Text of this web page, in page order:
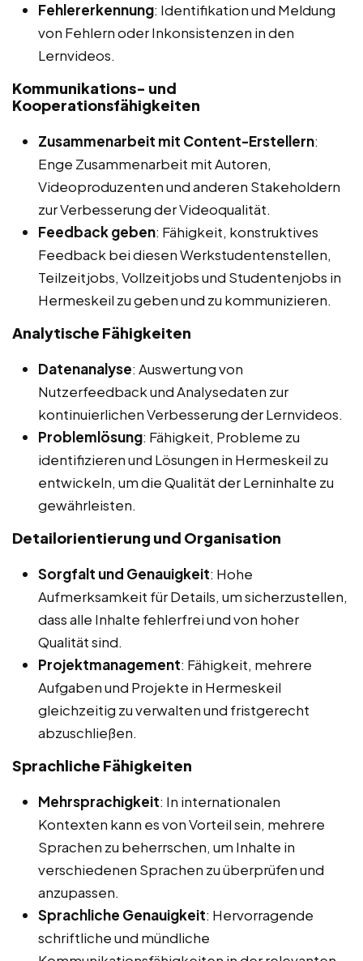
Fehlererkennung: Identifikation und Meldung
von Fehlern oder Inkonsistenzen in den
Lernvideos.
Kommunikations- und
Kooperationsfähigkeiten
Zusammenarbeit mit Content-Erstellern:
Enge Zusammenarbeit mit Autoren,
Videoproduzenten und anderen Stakeholdern
zur Verbesserung der Videoqualität.
Feedback geben: Fähigkeit, konstruktives
Feedback bei diesen Werkstudentenstellen,
Teilzeitjobs, Vollzeitjobs und Studentenjobs in
Hermeskeil zu geben und zu kommunizieren.
Analytische Fähigkeiten
Datenanalyse: Auswertung von
Nutzerfeedback und Analysedaten zur
kontinuierlichen Verbesserung der Lernvideos.
Problemlösung: Fähigkeit, Probleme zu
identifizieren und Lösungen in Hermeskeil zu
entwickeln, um die Qualität der Lerninhalte zu
gewährleisten.
Detailorientierung und Organisation
Sorgfalt und Genauigkeit: Hohe
Aufmerksamkeit für Details, um sicherzustellen,
dass alle Inhalte fehlerfrei und von hoher
Qualität sind.
Projektmanagement: Fähigkeit, mehrere
Aufgaben und Projekte in Hermeskeil
gleichzeitig zu verwalten und fristgerecht
abzuschließen.
Sprachliche Fähigkeiten
Mehrsprachigkeit: In internationalen
Kontexten kann es von Vorteil sein, mehrere
Sprachen zu beherrschen, um Inhalte in
verschiedenen Sprachen zu überprüfen und
anzupassen.
Sprachliche Genauigkeit: Hervorragende
schriftliche und mündliche